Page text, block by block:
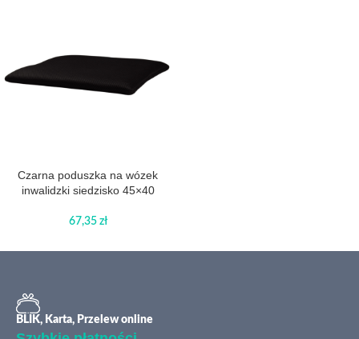
Czarna poduszka na wózek
inwalidzki siedzisko 45×40
67,35 zł
BLIK, Karta, Przelew online